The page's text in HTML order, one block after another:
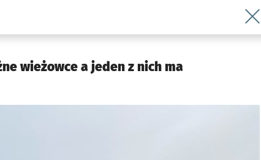
przedsiębiorczości miasta Wrocławia
wieżowce a jeden z nich ma